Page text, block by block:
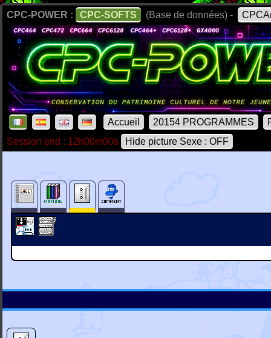
CPC-POWER : CPC-SOFTS (Base de données) -
Accueil 20154 PROGRAMMES
Session end : 12h00m00s
Hide picture Sexe : OFF